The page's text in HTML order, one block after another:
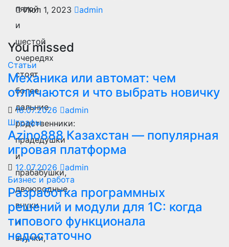
пятой
и
шестой
очередях
стоят
более
дальние
родственники:
прадедушки
и
прабабушки,
двоюродные
внуки
и
внучки,
Июл 1, 2023 admin
You missed
Статьи
Механика или автомат: чем
отличаются и что выбрать новичку
18.07.2026
admin
Штрафы
Azino888 Казахстан — популярная
игровая платформа
12.07.2026
admin
Бизнес и работа
Разработка программных
решений и модули для 1С: когда
типового функционала
недостаточно